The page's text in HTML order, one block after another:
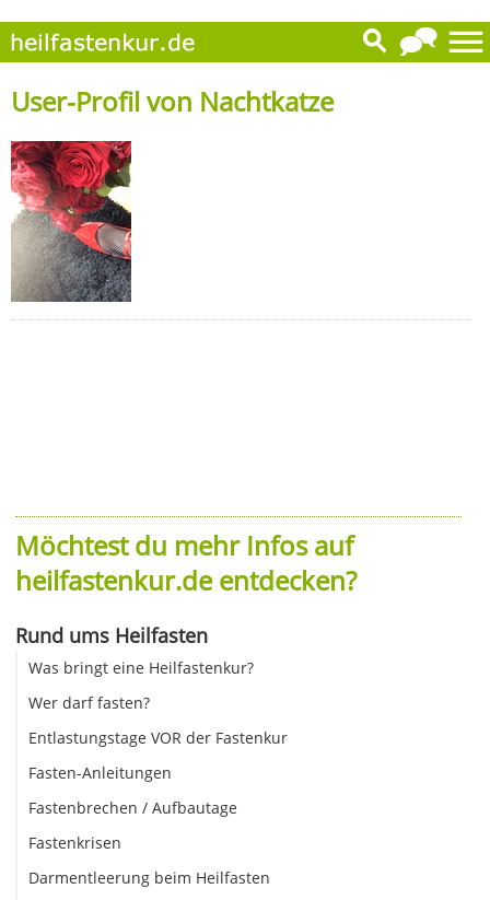
User-Profil von Nachtkatze
Möchtest du mehr Infos auf
heilfastenkur.de entdecken?
Rund ums Heilfasten
Was bringt eine Heilfastenkur?
Wer darf fasten?
Entlastungstage VOR der Fastenkur
Fasten-Anleitungen
Fastenbrechen / Aufbautage
Fastenkrisen
Darmentleerung beim Heilfasten